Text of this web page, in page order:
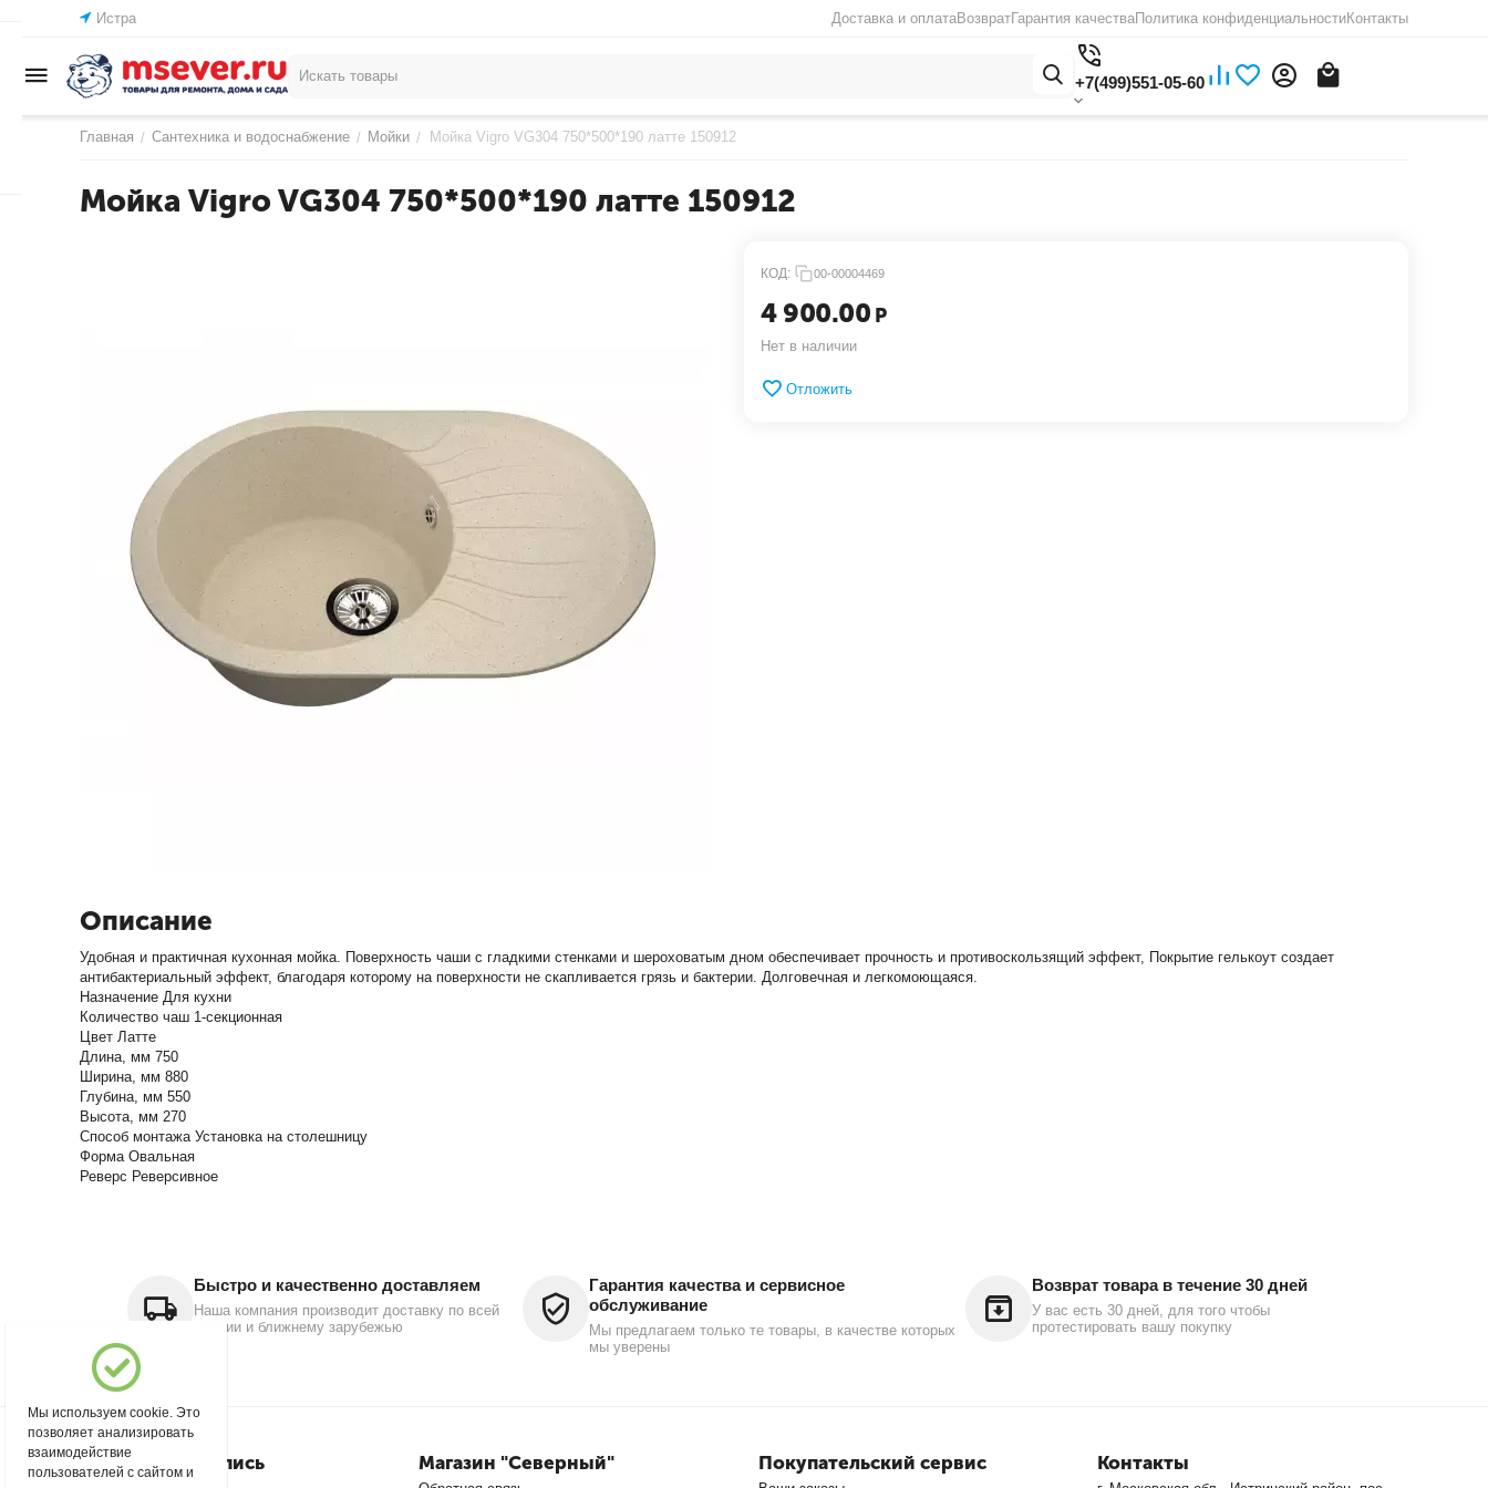
Истра Доставка и оплатаВозвратГарантия качестваПолитика конфиденциальностиКонтакты
+7(499)551-05-60
Главная / Сантехника и водоснабжение / Мойки / Мойка Vigro VG304 750*500*190 латте 150912
Мойка Vigro VG304 750*500*190 латте 150912
КОД: 00-00004469
4 900.00 Р
Нет в наличии
Отложить
Описание
Удобная и практичная кухонная мойка. Поверхность чаши с гладкими стенками и шероховатым дном обеспечивает прочность и противоскользящий эффект, Покрытие гелькоут создает
антибактериальный эффект, благодаря которому на поверхности не скапливается грязь и бактерии. Долговечная и легкомоющаяся.
Назначение Для кухни
Количество чаш 1-секционная
Цвет Латте
Длина, мм 750
Ширина, мм 880
Глубина, мм 550
Высота, мм 270
Способ монтажа Установка на столешницу
Форма Овальная
Реверс Реверсивное
Быстро и качественно доставляем
Наша компания производит доставку по всей
России и ближнему зарубежью
Гарантия качества и сервисное
обслуживание
Мы предлагаем только те товары, в качестве которых
мы уверены
Возврат товара в течение 30 дней
У вас есть 30 дней, для того чтобы
протестировать вашу покупку
Моя учетная запись Магазин "Северный" Покупательский сервис Контакты
Мы используем cookie. Это
позволяет анализировать
взаимодействие
пользователей с сайтом и